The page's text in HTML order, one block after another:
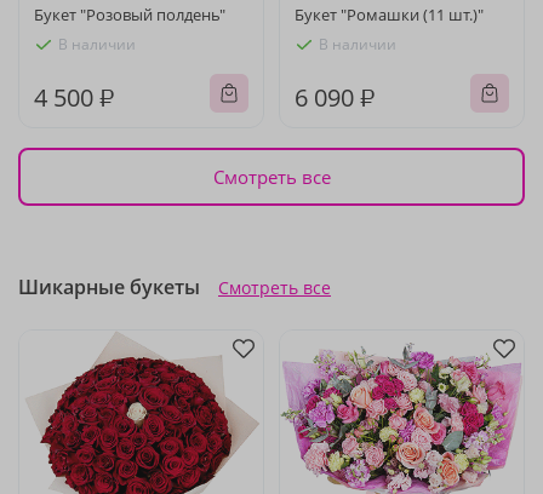
Букет "Розовый полдень"
В наличии
4 500 ₽
Букет "Ромашки (11 шт.)"
В наличии
6 090 ₽
Смотреть все
Шикарные букеты Смотреть все